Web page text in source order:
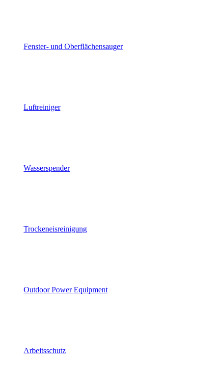
Fenster- und Oberflächensauger
Luftreiniger
Wasserspender
Trockeneisreinigung
Outdoor Power Equipment
Arbeitsschutz